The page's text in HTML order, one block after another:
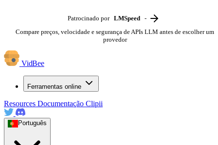
Patrocinado por LMSpeed -
Compare preços, velocidade e segurança de APIs LLM antes de escolher um
provedor
VidBee
Ferramentas online
Resources Documentação Clipii
Português